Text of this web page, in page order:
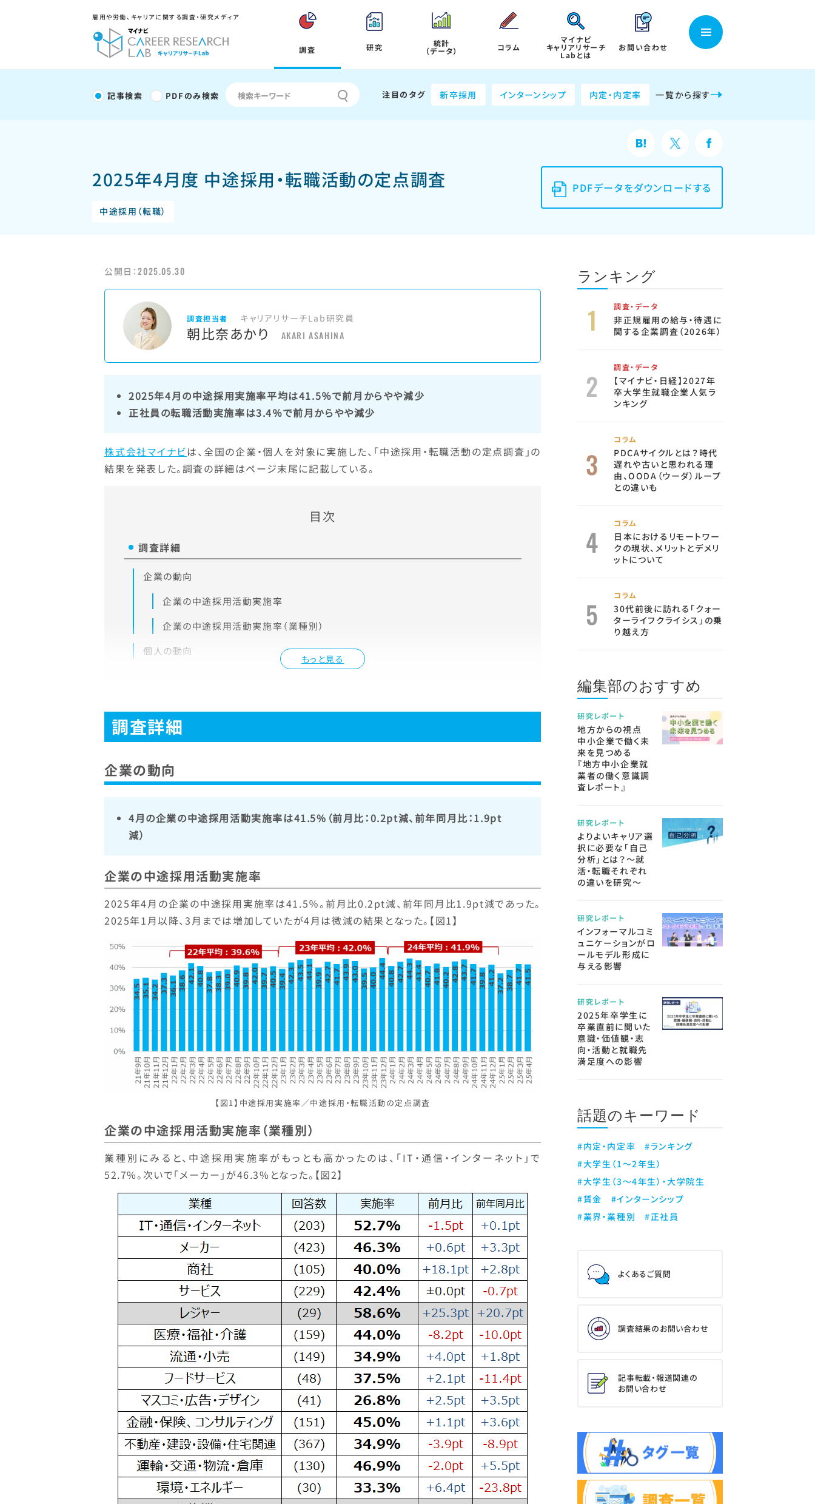
雇用や労働、キャリアに関する調査・研究メディア
調査 研究 統計
（データ） コラム
マイナビ
キャリアリサーチ
Labとは
お問い合わせ
記事検索 PDFのみ検索 注目のタグ 新卒採用 インターンシップ 内定・内定率 一覧から探す
2025年4月度 中途採用・転職活動の定点調査
中途採用（転職）
PDFデータをダウンロードする
公開日：2025.05.30
調査担当者 キャリアリサーチLab研究員
朝比奈あかり AKARI ASAHINA
2025年4月の中途採用実施率平均は41.5％で前月からやや減少
正社員の転職活動実施率は3.4％で前月からやや減少
株式会社マイナビは、全国の企業・個人を対象に実施した、「中途採用・転職活動の定点調査」の
結果を発表した。調査の詳細はページ末尾に記載している。
目次
もっと見る
調査詳細
企業の動向
企業の中途採用活動実施率
企業の中途採用活動実施率（業種別）
個人の動向
調査詳細
企業の動向
4月の企業の中途採用活動実施率は41.5%（前月比：0.2pt減、前年同月比：1.9pt
減）
企業の中途採用活動実施率
2025年4月の企業の中途採用実施率は41.5％。前月比0.2pt減、前年同月比1.9pt減であった。
2025年1月以降、3月までは増加していたが4月は微減の結果となった。【図1】
【図1】中途採用実施率／中途採用・転職活動の定点調査
企業の中途採用活動実施率（業種別）
業種別にみると、中途採用実施率がもっとも高かったのは、「IT・通信・インターネット」で
52.7%。次いで「メーカー」が46.3%となった。【図2】
ランキング
調査・データ
非正規雇用の給与・待遇に
関する企業調査（2026年）
調査・データ
【マイナビ・日経】2027年
卒大学生就職企業人気ラ
ンキング
コラム
PDCAサイクルとは？時代
遅れや古いと思われる理
由、OODA（ウーダ）ループ
との違いも
コラム
日本におけるリモートワー
クの現状、メリットとデメリ
ットについて
コラム
30代前後に訪れる「クォー
ターライフクライシス」の乗
り越え方
編集部のおすすめ
研究レポート
地方からの視点
中小企業で働く未
来を見つめる
『地方中小企業就
業者の働く意識調
査レポート』
研究レポート
よりよいキャリア選
択に必要な「自己
分析」とは？～就
活・転職それぞれ
の違いを研究～
研究レポート
インフォーマルコミ
ュニケーションがロ
ールモデル形成に
与える影響
研究レポート
2025年卒学生に
卒業直前に聞いた
意識・価値観・志
向・活動と就職先
満足度への影響
話題のキーワード
#内定・内定率
#ランキング
#大学生（1～2年生）
#大学生（3～4年生）・大学院生
#賃金
#インターンシップ
#業界・業種別
#正社員
よくあるご質問
調査結果のお問い合わせ
記事転載・報道関連の
お問い合わせ